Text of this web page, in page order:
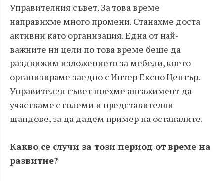
Управителния съвет. За това време
направихме много промени. Станахме доста
активни като организация. Една от най-
важните ни цели по това време беше да
раздвижим изложението за мебели, което
организираме заедно с Интер Експо Център.
Управителен съвет поехме ангажимент да
участваме с големи и представителни
щандове, за да дадем пример на останалите.
Какво се случи за този период от време на
развитие?